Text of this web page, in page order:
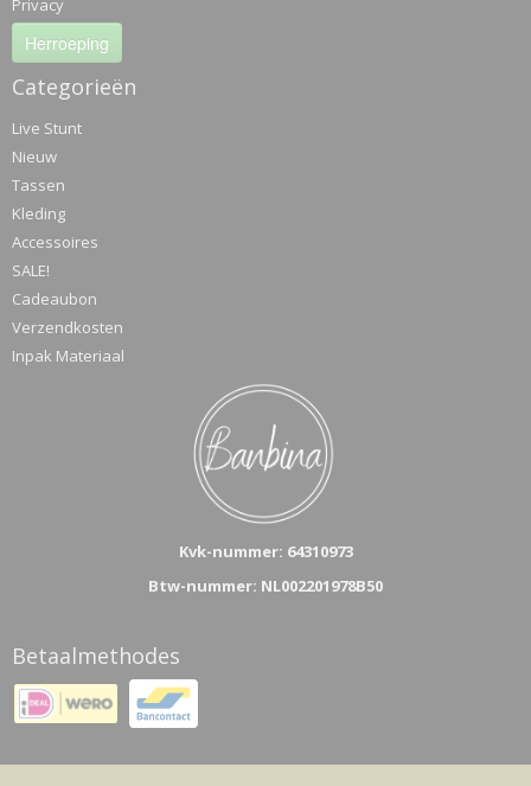
Privacy
Herroeping
Categorieën
Live Stunt
Nieuw
Tassen
Kleding
Accessoires
SALE!
Cadeaubon
Verzendkosten
Inpak Materiaal
Kvk-nummer: 64310973
Btw-nummer: NL002201978B50
Betaalmethodes